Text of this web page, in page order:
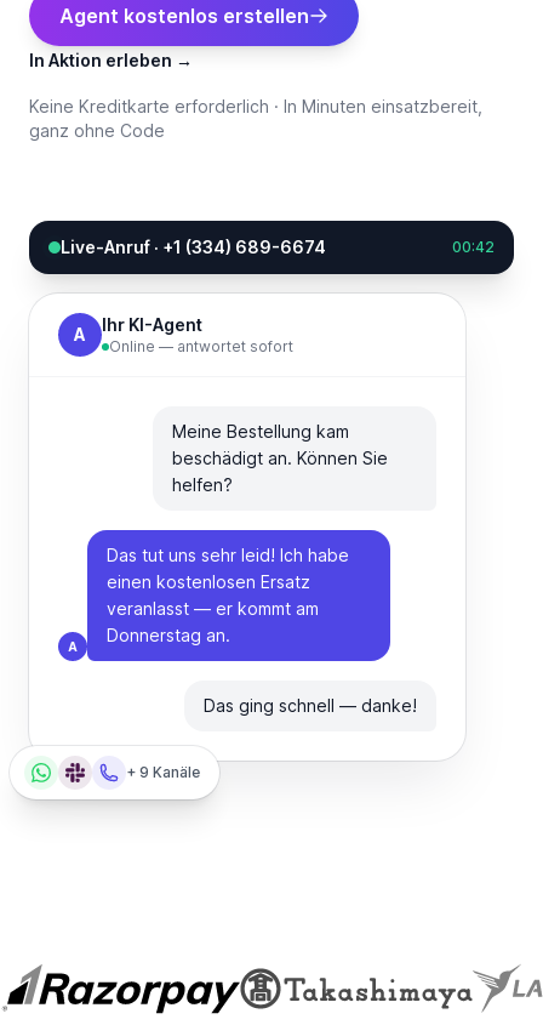
Agent kostenlos erstellen
In Aktion erleben →
Keine Kreditkarte erforderlich · In Minuten einsatzbereit,
ganz ohne Code
Live-Anruf · +1 (334) 689-6674 00:42
A Ihr KI-Agent
Online — antwortet sofort
Meine Bestellung kam
beschädigt an. Können Sie
helfen?
A
Das tut uns sehr leid! Ich habe
einen kostenlosen Ersatz
veranlasst — er kommt am
Donnerstag an.
Das ging schnell — danke!
+ 9 Kanäle